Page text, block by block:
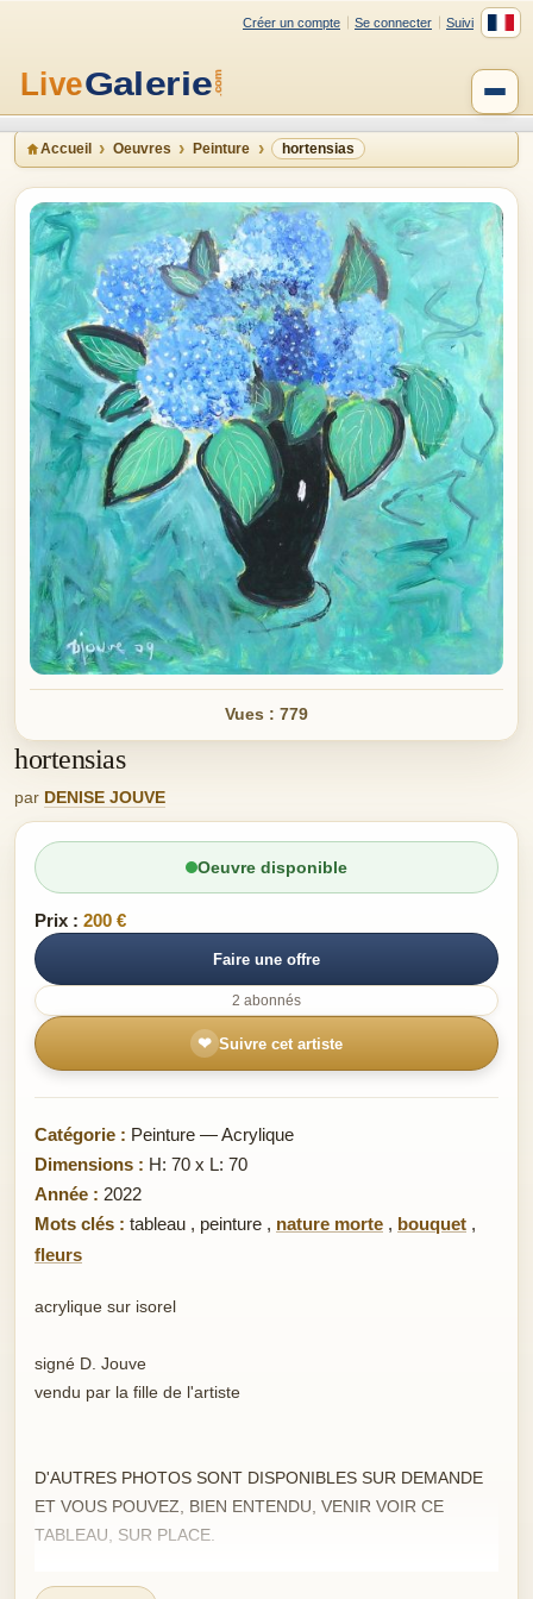
Créer un compte Se connecter Suivi
Accueil Oeuvres Peinture hortensias
Vues : 779
hortensias
par DENISE JOUVE
Oeuvre disponible
Prix : 200 €
Faire une offre
2 abonnés
❤ Suivre cet artiste
Catégorie : Peinture — Acrylique
Dimensions : H: 70 x L: 70
Année : 2022
Mots clés : tableau , peinture , nature morte , bouquet ,
fleurs
acrylique sur isorel
signé D. Jouve
vendu par la fille de l'artiste
D'AUTRES PHOTOS SONT DISPONIBLES SUR DEMANDE
ET VOUS POUVEZ, BIEN ENTENDU, VENIR VOIR CE
TABLEAU, SUR PLACE.
Envoi protégé : COLISSIMO RECOMMANDE / papier bulle +